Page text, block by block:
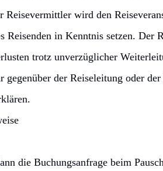
Reisevermittler wird den
Reisenden in Kenntnis setzen. Der
trotz unverzüglicher
gegenüber der Reiseleitung oder
die Buchungsanfrage beim